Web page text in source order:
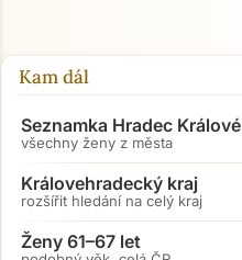
Kam dál
Seznamka Hradec Králové
všechny ženy z města
Královehradecký kraj
rozšířit hledání na celý kraj
Ženy 61–67 let